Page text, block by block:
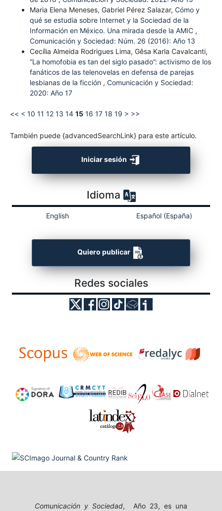
Maria Elena Meneses, Gabriel Pérez Salazar, Cómo y
qué se estudia sobre Internet y la Sociedad de la
Información en México. Una mirada desde la AMIC ,
Comunicación y Sociedad: Núm. 26 (2016): Año 13
Cecília Almeida Rodrigues Lima, Gêsa Karla Cavalcanti,
“La homofobia es tan del siglo pasado”: activismo de los
fanáticos de las telenovelas en defensa de parejas
lesbianas de la ficción , Comunicación y Sociedad:
2020: Año 17
<< < 10 11 12 13 14 15 16 17 18 19 > >>
También puede {advancedSearchLink} para este artículo.
Iniciar sesión
Idioma
English Español (España)
Quiero publicar
Redes sociales
Comunicación y Sociedad, Año 23, es una